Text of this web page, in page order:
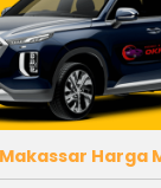
Harga